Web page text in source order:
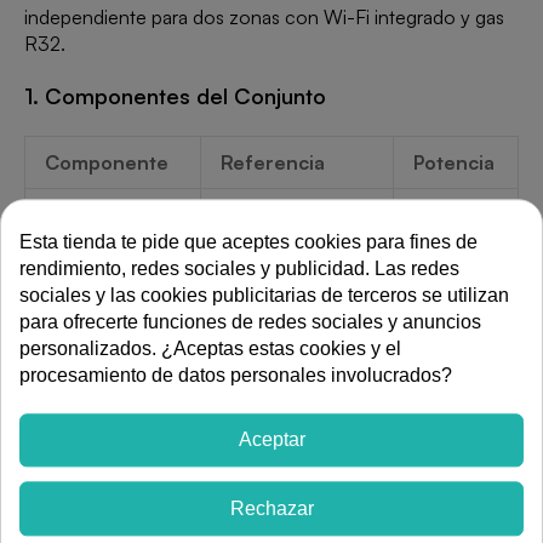
independiente para dos zonas con Wi-Fi integrado y gas
R32.
1. Componentes del Conjunto
Componente Referencia Potencia
Unidad Interior 2 HEC35T0-IN-M 3,5 kW
Unidad Exterior 2HEC50T0-OU-M 5,0 kW
2. Ventajas del Sistema Multi Split
Una sola unidad exterior para dos zonas: menor
impacto visual en fachada y ahorro de espacio.
Control independiente de cada unidad interior: cada
estancia tiene su propia temperatura.
Esta tienda te pide que aceptes cookies para fines de
rendimiento, redes sociales y publicidad. Las redes
sociales y las cookies publicitarias de terceros se utilizan
para ofrecerte funciones de redes sociales y anuncios
personalizados. ¿Aceptas estas cookies y el
procesamiento de datos personales involucrados?
Aceptar
Rechazar